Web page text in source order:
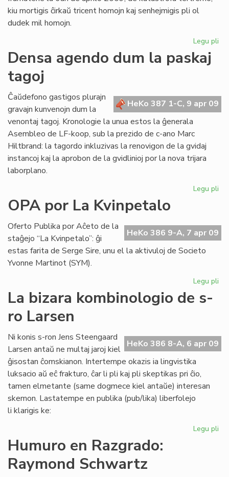
kiu mortigis ĉirkaŭ tricent homojn kaj senhejmigis pli ol
dudek mil homojn.
Legu pli
Densa agendo dum la paskaj
tagoj
HeKo 387 1-C, 9 apr 09
Ĉaŭdefono gastigos plurajn
gravajn kunvenojn dum la
venontaj tagoj. Kronologie la unua estos la ĝenerala
Asembleo de LF-koop, sub la prezido de c-ano Marc
Hiltbrand: la tagordo inkluzivas la renovigon de la gvidaj
instancoj kaj la aprobon de la gvidlinioj por la nova trijara
laborplano.
Legu pli
OPA por La Kvinpetalo
HeKo 386 9-A, 7 apr 09
Oferto Publika por Aĉeto de la
staĝejo “La Kvinpetalo”: ĝi
estas farita de Serge Sire, unu el la aktivuloj de Societo
Yvonne Martinot (SYM).
Legu pli
La bizara kombinologio de s-
ro Larsen
HeKo 386 8-A, 6 apr 09
Ni konis s-ron Jens Steengaard
Larsen antaŭ ne multaj jaroj kiel
ĝisostan ĉomskianon. Intertempe okazis ia lingvistika
luksacio aŭ eĉ frakturo, ĉar li pli kaj pli skeptikas pri ĉio,
tamen elmetante (same dogmece kiel antaŭe) interesan
skemon. Lastatempe en publika (pub/lika) liberfolejo
li klarigis ke:
Legu pli
Humuro en Razgrado:
Raymond Schwartz